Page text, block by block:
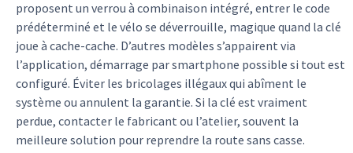
proposent un verrou à combinaison intégré, entrer le code
prédéterminé et le vélo se déverrouille, magique quand la clé
joue à cache-cache. D’autres modèles s’appairent via
l’application, démarrage par smartphone possible si tout est
configuré. Éviter les bricolages illégaux qui abîment le
système ou annulent la garantie. Si la clé est vraiment
perdue, contacter le fabricant ou l’atelier, souvent la
meilleure solution pour reprendre la route sans casse.